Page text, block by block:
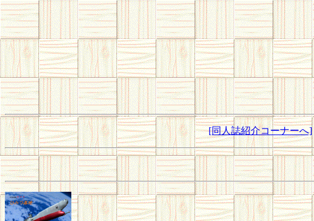
[同人誌紹介コーナーへ]